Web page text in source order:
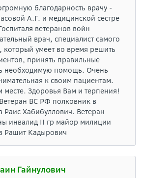
благодарность врачу -
А.Г. и медицинской сестре
ветеранов войн
врач, специалист самого
который умеет во время решить
принять правильные
необходимую помощь. Очень
к своим пациентам.
месте. Здоровья Вам и терпения!
ВС РФ полковник в
Раис Хабибуллович. Ветеран
инвалид II гр майор милиции
Кадырович
Гайнулович